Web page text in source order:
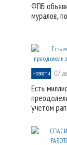
ФПБ
муралов,
Новости 07
Есть
учетом